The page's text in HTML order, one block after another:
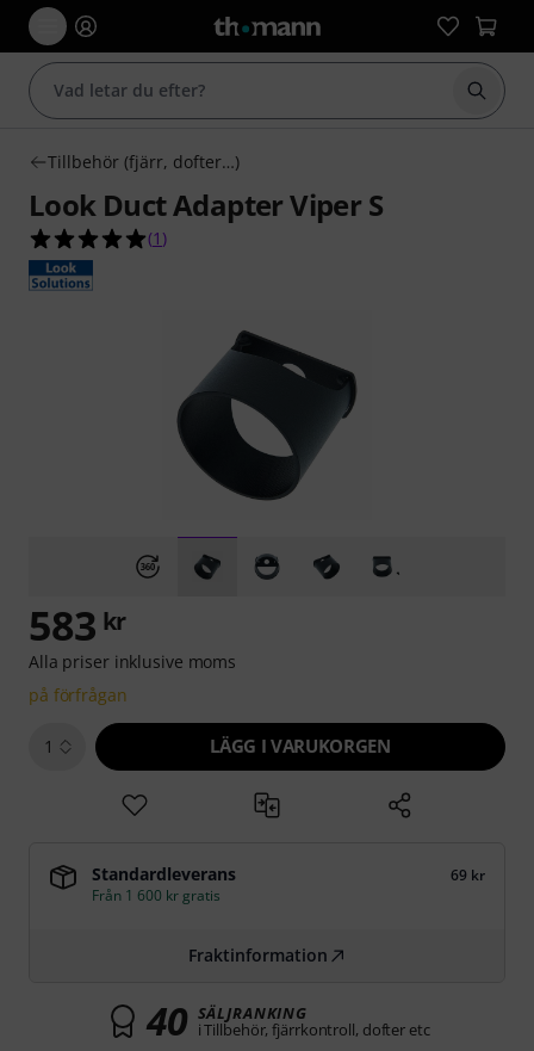
Börja
Tillbehör (fjärr, dofter…)
Look Duct Adapter Viper S
5.0 av 5 stjärnor från 1 kundbetyg
(1 )
583 kr
Alla priser inklusive moms
på förfrågan
1 LÄGG I VARUKORGEN
Standardleverans
69 kr
Från 1 600 kr gratis
Fraktinformation
40 SÄLJRANKING
i Tillbehör, fjärrkontroll, dofter etc